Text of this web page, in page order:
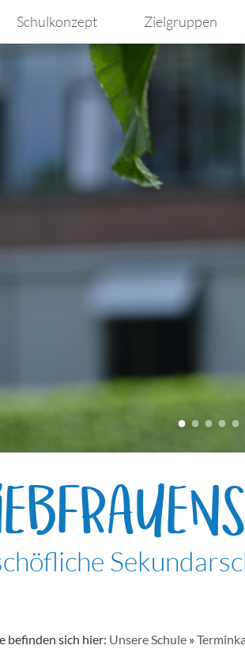
Schulkonzept Zielgruppen
befinden sich hier: Unsere Schule»